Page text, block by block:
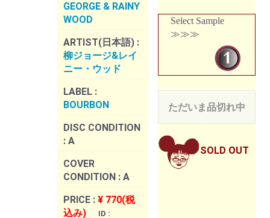
GEORGE & RAINY
WOOD
ARTIST(日本語) :
柳ジョージ&レイ
ニー・ウッド
LABEL :
BOURBON
DISC CONDITION
: A
COVER
CONDITION : A
PRICE : ¥ 770(税
込み)
ID :
Select Sample
≫≫≫
ただいま品切れ中
SOLD OUT